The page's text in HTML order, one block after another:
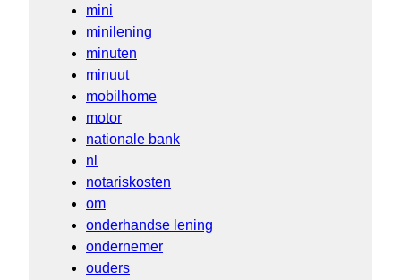
mini
minilening
minuten
minuut
mobilhome
motor
nationale bank
nl
notariskosten
om
onderhandse lening
ondernemer
ouders